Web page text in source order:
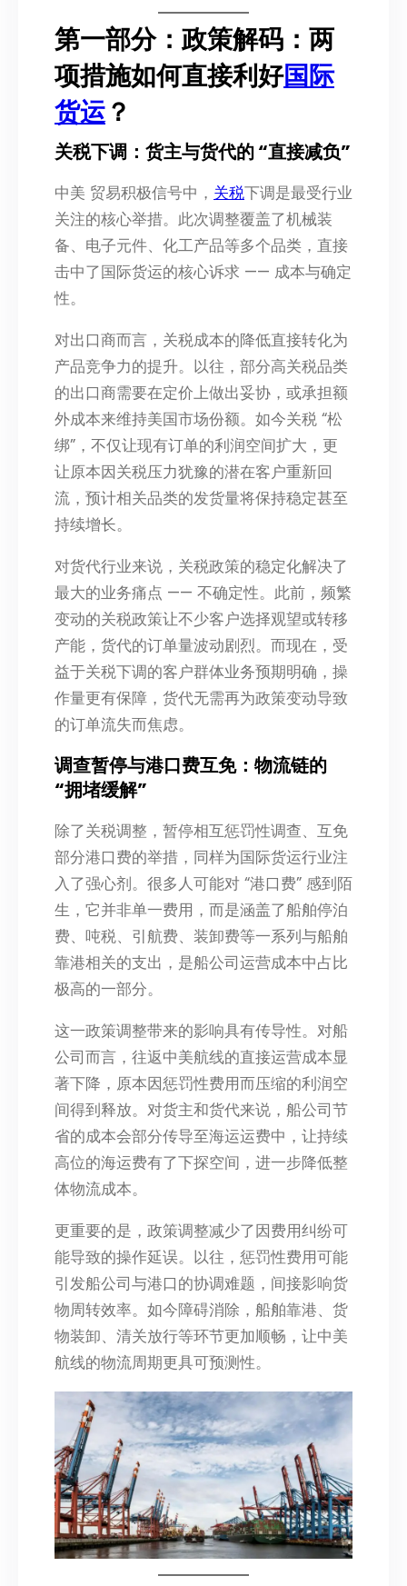
第一部分：政策解码：两
项措施如何直接利好国际
货运？
关税下调：货主与货代的 “直接减负”
中美 贸易积极信号中， 关税下调是最受行业
关注的核心举措。此次调整覆盖了机械装
备、电子元件、化工产品等多个品类，直接
击中了国际货运的核心诉求 —— 成本与确定
性。
对出口商而言，关税成本的降低直接转化为
产品竞争力的提升。以往，部分高关税品类
的出口商需要在定价上做出妥协，或承担额
外成本来维持美国市场份额。如今关税 “松
绑”，不仅让现有订单的利润空间扩大，更
让原本因关税压力犹豫的潜在客户重新回
流，预计相关品类的发货量将保持稳定甚至
持续增长。
对货代行业来说，关税政策的稳定化解决了
最大的业务痛点 —— 不确定性。此前，频繁
变动的关税政策让不少客户选择观望或转移
产能，货代的订单量波动剧烈。而现在，受
益于关税下调的客户群体业务预期明确，操
作量更有保障，货代无需再为政策变动导致
的订单流失而焦虑。
调查暂停与港口费互免：物流链的
“拥堵缓解”
除了关税调整，暂停相互惩罚性调查、互免
部分港口费的举措，同样为国际货运行业注
入了强心剂。很多人可能对 “港口费” 感到陌
生，它并非单一费用，而是涵盖了船舶停泊
费、吨税、引航费、装卸费等一系列与船舶
靠港相关的支出，是船公司运营成本中占比
极高的一部分。
这一政策调整带来的影响具有传导性。对船
公司而言，往返中美航线的直接运营成本显
著下降，原本因惩罚性费用而压缩的利润空
间得到释放。对货主和货代来说，船公司节
省的成本会部分传导至海运运费中，让持续
高位的海运费有了下探空间，进一步降低整
体物流成本。
更重要的是，政策调整减少了因费用纠纷可
能导致的操作延误。以往，惩罚性费用可能
引发船公司与港口的协调难题，间接影响货
物周转效率。如今障碍消除，船舶靠港、货
物装卸、清关放行等环节更加顺畅，让中美
航线的物流周期更具可预测性。